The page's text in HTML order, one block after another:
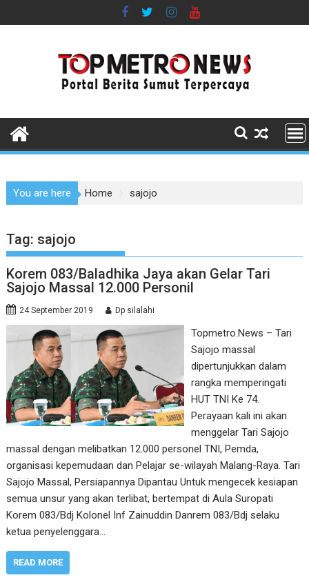
to
You are here Home sajojo
Tag: sajojo
Korem 083/Baladhika Jaya akan Gelar Tari
Sajojo Massal 12.000 Personil
24 September 2019 Dp silalahi
Topmetro.News – Tari
Sajojo massal
dipertunjukkan dalam
rangka memperingati
HUT TNI Ke 74.
Perayaan kali ini akan
menggelar Tari Sajojo
massal dengan melibatkan 12.000 personel TNI, Pemda,
organisasi kepemudaan dan Pelajar se-wilayah Malang-Raya. Tari
Sajojo Massal, Persiapannya Dipantau Untuk mengecek kesiapan
semua unsur yang akan terlibat, bertempat di Aula Suropati
Korem 083/Bdj Kolonel Inf Zainuddin Danrem 083/Bdj selaku
ketua penyelenggara…
READ MORE